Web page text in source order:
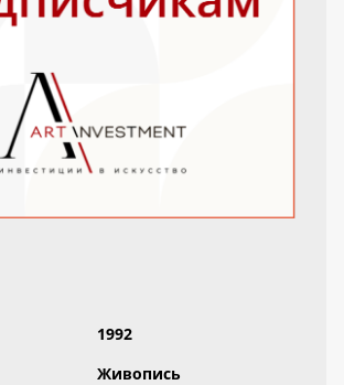
1992
Живопись